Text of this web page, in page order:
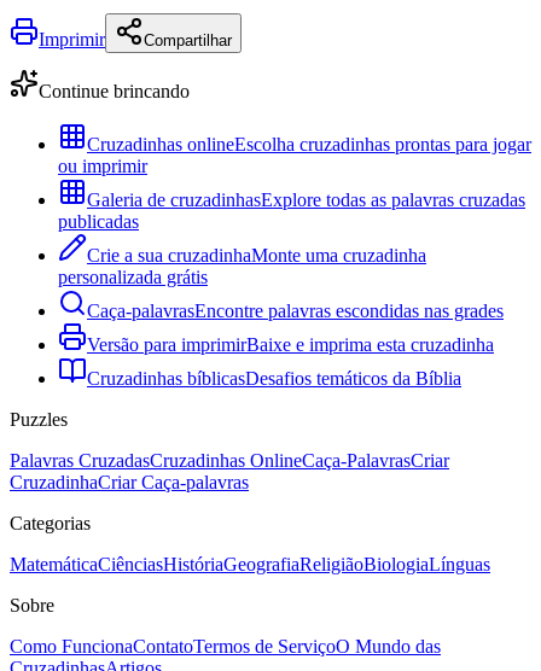
Imprimir Compartilhar
Continue brincando
Cruzadinhas onlineEscolha cruzadinhas prontas para jogar
ou imprimir
Galeria de cruzadinhasExplore todas as palavras cruzadas
publicadas
Crie a sua cruzadinhaMonte uma cruzadinha
personalizada grátis
Caça-palavrasEncontre palavras escondidas nas grades
Versão para imprimirBaixe e imprima esta cruzadinha
Cruzadinhas bíblicasDesafios temáticos da Bíblia
Puzzles
Palavras CruzadasCruzadinhas OnlineCaça-PalavrasCriar
CruzadinhaCriar Caça-palavras
Categorias
MatemáticaCiênciasHistóriaGeografiaReligiãoBiologiaLínguas
Sobre
Como FuncionaContatoTermos de ServiçoO Mundo das